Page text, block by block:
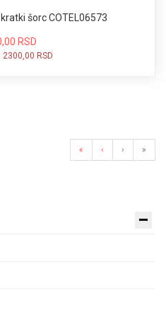
šorc COTEL06573
RSD
2300,00 RSD
« ‹ › »